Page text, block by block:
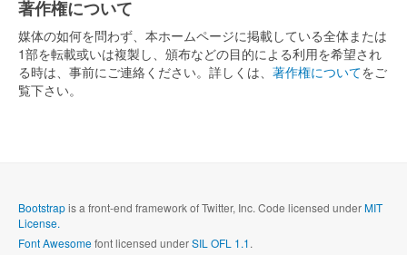
著作権について
媒体の如何を問わず、本ホームページに掲載している全体または
1部を転載或いは複製し、頒布などの目的による利用を希望され
る時は、事前にご連絡ください。詳しくは、 著作権についてをご
覧下さい。
Bootstrapis a front-end framework of Twitter, Inc. Code licensed underMIT
License.
Font Awesomefont licensed underSIL OFL 1.1.